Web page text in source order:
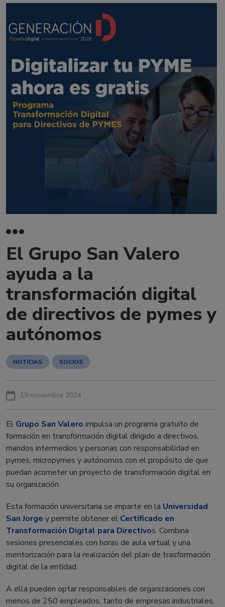
El Grupo San Valero
ayuda a la
transformación digital
de directivos de pymes y
autónomos
NOTICIAS SOCIOS
19 noviembre 2024
El Grupo San Valero impulsa un programa gratuito de
formación en transformación digital dirigido a directivos,
mandos intermedios y personas con responsabilidad en
pymes, micropymes y autónomos con el propósito de que
puedan acometer un proyecto de transformación digital en
su organización.
Esta formación universitaria se imparte en la Universidad
San Jorge y permite obtener el Certificado en
Transformación Digital para Directivos. Combina
sesiones presenciales con horas de aula virtual y una
mentorización para la realización del plan de trasformación
digital de la entidad.
A ella pueden optar responsables de organizaciones con
menos de 250 empleados, tanto de empresas industriales,